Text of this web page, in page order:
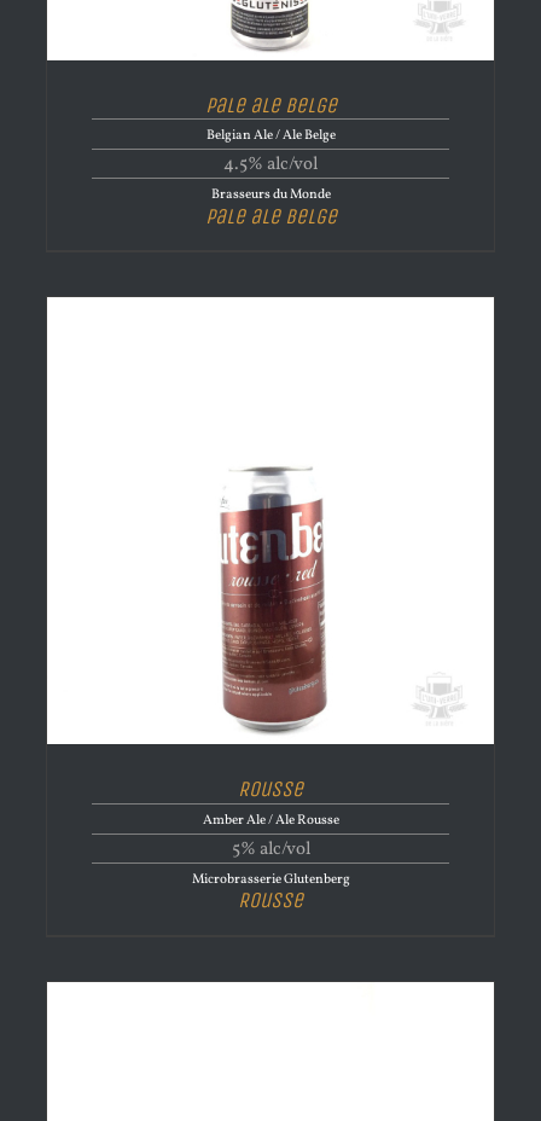
Pale ale belge
Belgian Ale / Ale Belge
4.5% alc/vol
Brasseurs du Monde
Pale ale belge
Rousse
Amber Ale / Ale Rousse
5% alc/vol
Microbrasserie Glutenberg
Rousse